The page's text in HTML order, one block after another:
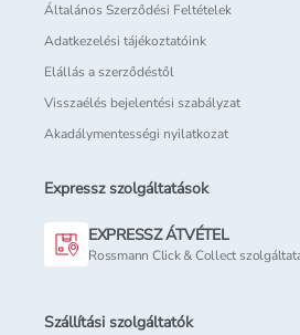
Általános Szerződési Feltételek
Adatkezelési tájékoztatóink
Elállás a szerződéstől
Visszaélés bejelentési szabályzat
Akadálymentességi nyilatkozat
Expressz szolgáltatások
EXPRESSZ ÁTVÉTEL
Rossmann Click & Collect
Szállítási szolgáltatók